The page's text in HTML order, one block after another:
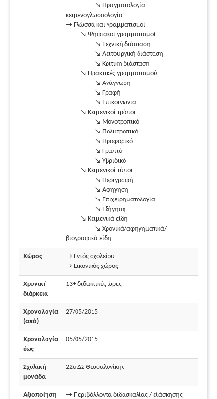
↘ Πραγματολογία -
κειμενογλωσσολογία
→ Γλώσσα και γραμματισμοί
↘ Ψηφιακοί γραμματισμοί
↘ Τεχνική διάσταση
↘ Λειτουργική διάσταση
↘ Κριτική διάσταση
↘ Πρακτικές γραμματισμού
↘ Ανάγνωση
↘ Γραφή
↘ Επικοινωνία
↘ Κειμενικοί τρόποι
↘ Μονοτροπικό
↘ Πολυτροπικό
↘ Προφορικό
↘ Γραπτό
↘ Υβριδικό
↘ Κειμενικοί τύποι
↘ Περιγραφή
↘ Αφήγηση
↘ Επιχειρηματολογία
↘ Εξήγηση
↘ Κειμενικά είδη
↘ Χρονικά/αφηγηματικά/
βιογραφικά είδη
Χώρος
→ Εντός σχολείου
→ Εικονικός χώρος
Χρονική
διάρκεια
13+ διδακτικές ώρες
Χρονολογία
(από)
27/05/2015
Χρονολογία
έως
05/05/2015
Σχολική
μονάδα
22ο ΔΣ Θεσσαλονίκης
Αξιοποίηση
→ Περιβάλλοντα διδασκαλίας / εξάσκησης